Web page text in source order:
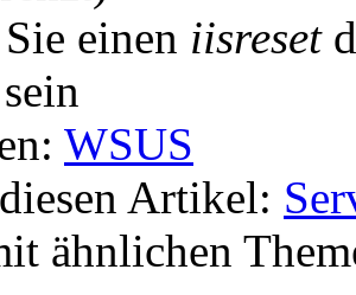
einen iisreset
WSUS
Artikel:
ähnlichen